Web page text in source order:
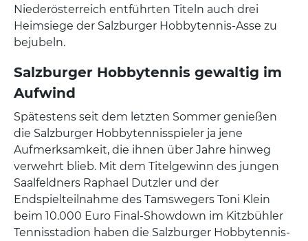
Niederösterreich entführten Titeln auch drei
Heimsiege der Salzburger Hobbytennis-Asse zu
bejubeln.
Salzburger Hobbytennis gewaltig im
Aufwind
Spätestens seit dem letzten Sommer genießen
die Salzburger Hobbytennisspieler ja jene
Aufmerksamkeit, die ihnen über Jahre hinweg
verwehrt blieb. Mit dem Titelgewinn des jungen
Saalfeldners Raphael Dutzler und der
Endspielteilnahme des Tamswegers Toni Klein
beim 10.000 Euro Final-Showdown im Kitzbühler
Tennisstadion haben die Salzburger Hobbytennis-